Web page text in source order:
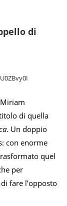
di
di quella
. Un doppio
con enorme
quel
per
fare l’opposto